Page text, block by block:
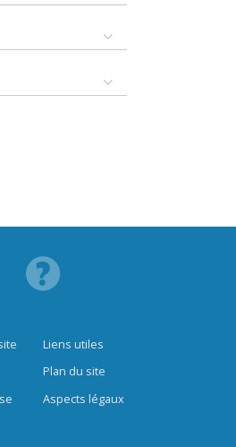
Liens utiles
Plan du site
Aspects légaux